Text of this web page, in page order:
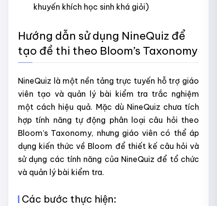
khuyến khích học sinh khá giỏi)
Hướng dẫn sử dụng NineQuiz để
tạo đề thi theo Bloom’s Taxonomy
NineQuiz là một nền tảng trực tuyến hỗ trợ giáo
viên tạo và quản lý bài kiểm tra trắc nghiệm
một cách hiệu quả. Mặc dù NineQuiz chưa tích
hợp tính năng tự động phân loại câu hỏi theo
Bloom’s Taxonomy, nhưng giáo viên có thể áp
dụng kiến thức về Bloom để thiết kế câu hỏi và
sử dụng các tính năng của NineQuiz để tổ chức
và quản lý bài kiểm tra.​
Các bước thực hiện: